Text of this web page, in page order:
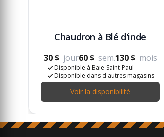
Chaudron à Blé d'inde
30 $ jour60 $ sem.130 $ mois
Disponible à Baie-Saint-Paul
Disponible dans d'autres magasins
Voir la disponibilité